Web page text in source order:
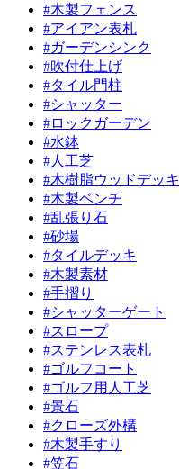
#木製フェンス
#アイアン表札
#ガーデンシンク
#吹付仕上げ
#タイル門柱
#シャッター
#ロックガーデン
#水鉢
#人工芝
#木樹脂ウッドデッキ
#木製ベンチ
#乱張り石
#砂場
#タイルデッキ
#木製素材
#手摺り
#シャッターゲート
#スロープ
#ステンレス表札
#ゴルフコート
#ゴルフ用人工芝
#景石
#クローズ外構
#木製手すり
#笠石